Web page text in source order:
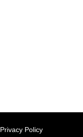
Privacy Policy